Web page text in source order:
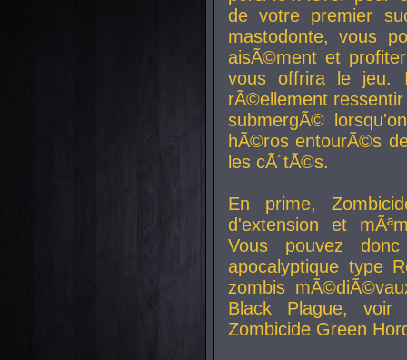
de votre premier
mastodonte, vous
aisÃ©ment et
vous offrira le jeu.
rÃ©ellement
submergÃ©
hÃ©ros entourÃ©s
les cÃ´tÃ©s.
En prime,
d'extension et
Vous pouvez
apocalyptique type
zombis
Black Plague,
Zombicide Green